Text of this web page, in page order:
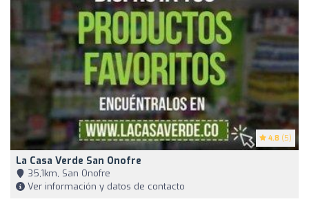
4.8 (5)
La Casa Verde San Onofre
35,1km, San Onofre
Ver información y datos de contacto